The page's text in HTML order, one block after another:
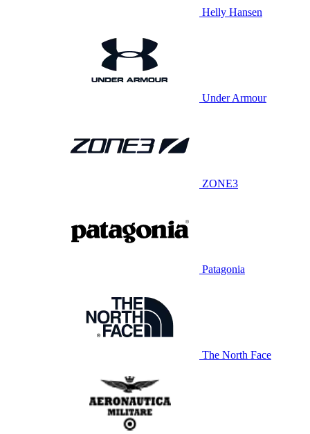
Helly Hansen
Under Armour
ZONE3
Patagonia
The North Face